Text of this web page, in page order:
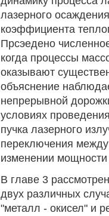
лазерного
коэффициента
Прсэедено
когда процессы
оказывают
объяснение
непрерывной
условиях
пучка лазерного
переключения
изменении мощности
В главе 3
двух различных
"металл - окисел" и